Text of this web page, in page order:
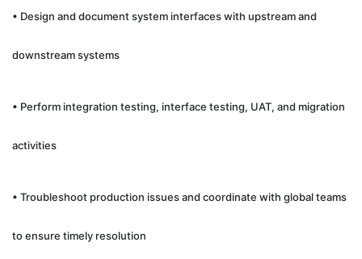
• Design and document system interfaces with upstream and
downstream systems
• Perform integration testing, interface testing, UAT, and migration
activities
• Troubleshoot production issues and coordinate with global teams
to ensure timely resolution